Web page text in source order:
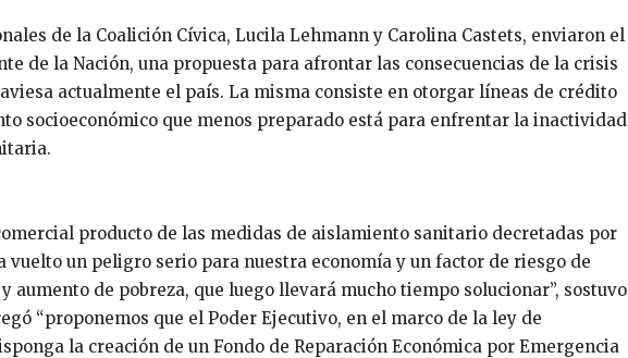
de la Coalición Cívica, Lucila Lehmann y Carolina Castets, enviaron el
de la Nación, una propuesta para afrontar las consecuencias de la crisis
actualmente el país. La misma consiste en otorgar líneas de crédito
socioeconómico que menos preparado está para enfrentar la inactividad
producto de las medidas de aislamiento sanitario decretadas por
vuelto un peligro serio para nuestra economía y un factor de riesgo de
aumento de pobreza, que luego llevará mucho tiempo solucionar”, sostuvo
“proponemos que el Poder Ejecutivo, en el marco de la ley de
la creación de un Fondo de Reparación Económica por Emergencia